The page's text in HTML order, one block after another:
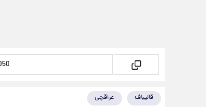
قالیباف عراقچی